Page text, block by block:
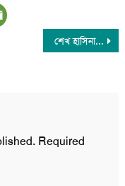
শেখ হাসিনাকে ফেরতের ব্যাপারে এখনই মন্তব্য নয়: ভারত
Required